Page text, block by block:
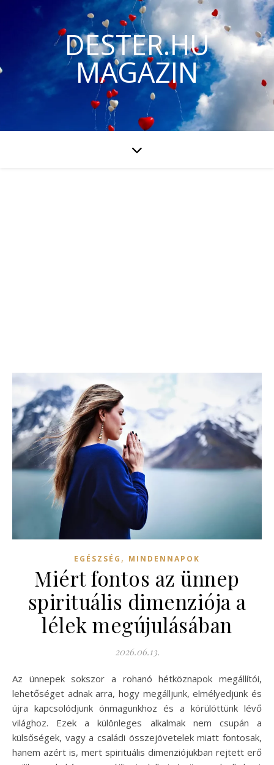
DESTER.HU
MAGAZIN
EGÉSZSÉG , MINDENNAPOK
Miért fontos az ünnep
spirituális dimenziója a
lélek megújulásában
2026.06.13.
Az ünnepek sokszor a rohanó hétköznapok megállítói,
lehetőséget adnak arra, hogy megálljunk, elmélyedjünk és
újra kapcsolódjunk önmagunkhoz és a körülöttünk lévő
világhoz. Ezek a különleges alkalmak nem csupán a
külsőségek, vagy a családi összejövetelek miatt fontosak,
hanem azért is, mert spirituális dimenziójukban rejtett erő